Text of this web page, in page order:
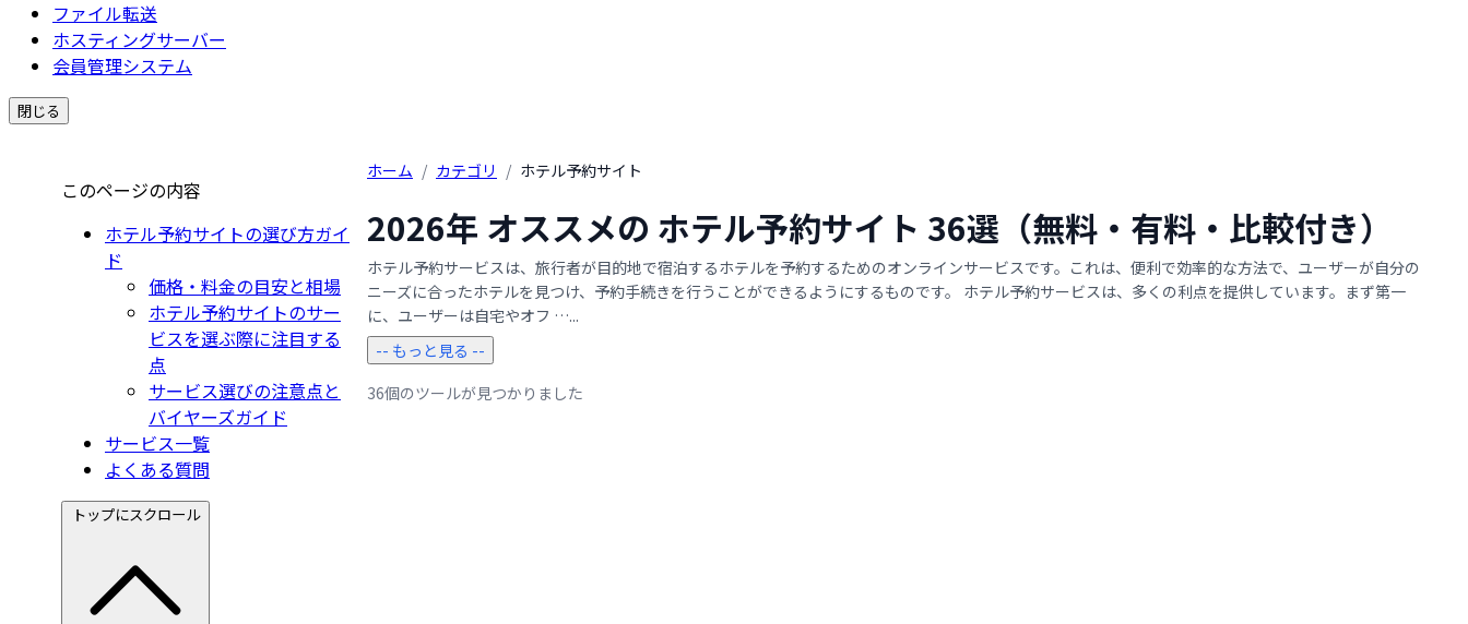
ファイル転送
ホスティングサーバー
会員管理システム
閉じる
このページの内容
ホテル予約サイトの選び方ガイ
ド
価格・料金の目安と相場
ホテル予約サイトのサー
ビスを選ぶ際に注目する
点
サービス選びの注意点と
バイヤーズガイド
サービス一覧
よくある質問
トップにスクロール
ホーム / カテゴリ / ホテル予約サイト
2026年 オススメの ホテル予約サイト 36選（無料・有料・比較付き）
ホテル予約サービスは、旅行者が目的地で宿泊するホテルを予約するためのオンラインサービスです。これは、便利で効率的な方法で、ユーザーが自分の
ニーズに合ったホテルを見つけ、予約手続きを行うことができるようにするものです。 ホテル予約サービスは、多くの利点を提供しています。まず第一
に、ユーザーは自宅やオフ …...
-- もっと見る --
36個のツールが見つかりました